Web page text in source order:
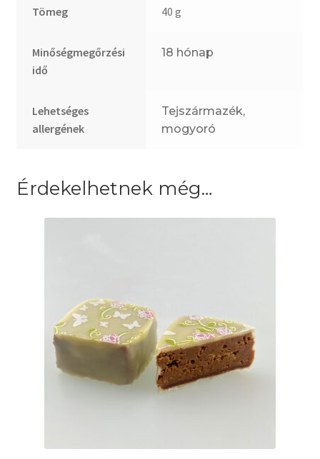
Tömeg 40 g
Minőségmegőrzési
idő
18 hónap
Lehetséges
allergének
Tejszármazék,
mogyoró
Érdekelhetnek még…